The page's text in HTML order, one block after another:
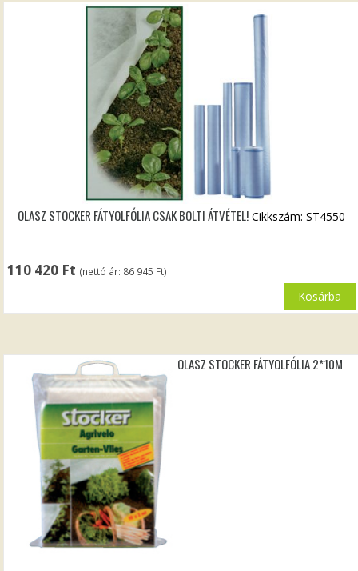
OLASZ STOCKER FÁTYOLFÓLIA CSAK BOLTI ÁTVÉTEL!
110 420 Ft (nettó ár: 86 945 Ft)
Cikkszám: ST4550
Kosárba
OLASZ STOCKER FÁTYOLFÓLIA 2*10M